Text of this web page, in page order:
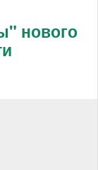
нового